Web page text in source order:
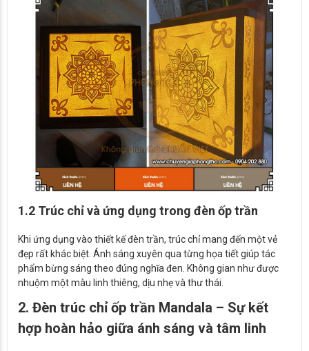
1.2 Trúc chỉ và ứng dụng trong đèn ốp trần
Khi ứng dụng vào thiết kế đèn trần, trúc chỉ mang đến một vẻ
đẹp rất khác biệt. Ánh sáng xuyên qua từng họa tiết giúp tác
phẩm bừng sáng theo đúng nghĩa đen. Không gian như được
nhuộm một màu linh thiêng, dịu nhẹ và thư thái.
2. Đèn trúc chỉ ốp trần Mandala – Sự kết
hợp hoàn hảo giữa ánh sáng và tâm linh